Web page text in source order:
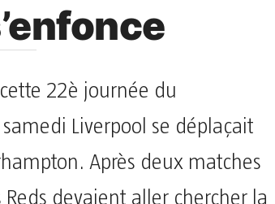
22è journée du
Liverpool se déplaçait
Après deux matches
devaient aller chercher la